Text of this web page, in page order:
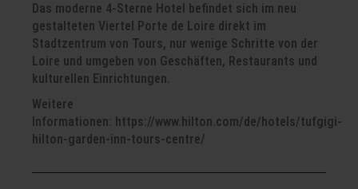
Das moderne 4-Sterne Hotel befindet sich im neu
gestalteten Viertel Porte de Loire direkt im
Stadtzentrum von Tours, nur wenige Schritte von der
Loire und umgeben von Geschäften, Restaurants und
kulturellen Einrichtungen.
Weitere
Informationen: https://www.hilton.com/de/hotels/tufgigi-
hilton-garden-inn-tours-centre/